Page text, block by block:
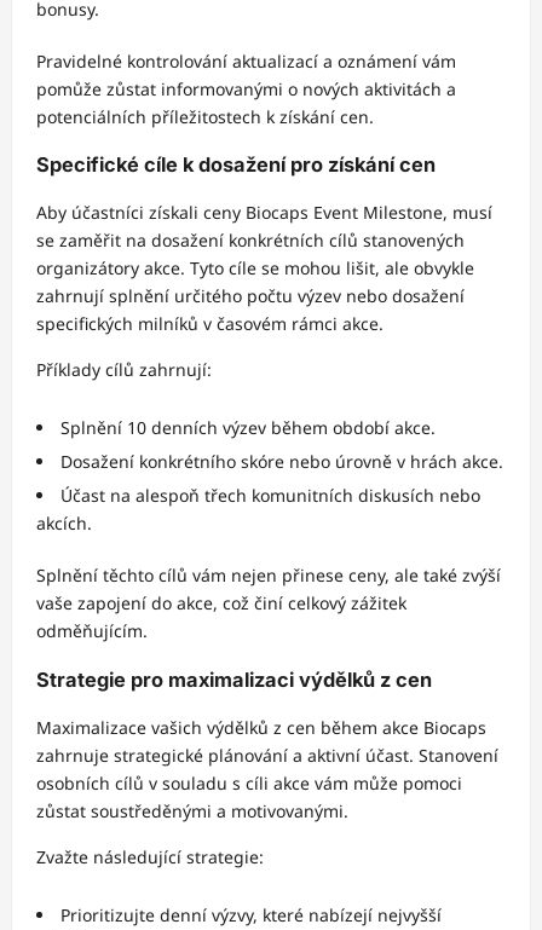
bonusy.
Pravidelné kontrolování aktualizací a oznámení vám
pomůže zůstat informovanými o nových aktivitách a
potenciálních příležitostech k získání cen.
Specifické cíle k dosažení pro získání cen
Aby účastníci získali ceny Biocaps Event Milestone, musí
se zaměřit na dosažení konkrétních cílů stanovených
organizátory akce. Tyto cíle se mohou lišit, ale obvykle
zahrnují splnění určitého počtu výzev nebo dosažení
specifických milníků v časovém rámci akce.
Příklady cílů zahrnují:
Splnění 10 denních výzev během období akce.
Dosažení konkrétního skóre nebo úrovně v hrách akce.
Účast na alespoň třech komunitních diskusích nebo
akcích.
Splnění těchto cílů vám nejen přinese ceny, ale také zvýší
vaše zapojení do akce, což činí celkový zážitek
odměňujícím.
Strategie pro maximalizaci výdělků z cen
Maximalizace vašich výdělků z cen během akce Biocaps
zahrnuje strategické plánování a aktivní účast. Stanovení
osobních cílů v souladu s cíli akce vám může pomoci
zůstat soustředěnými a motivovanými.
Zvažte následující strategie:
Prioritizujte denní výzvy, které nabízejí nejvyšší